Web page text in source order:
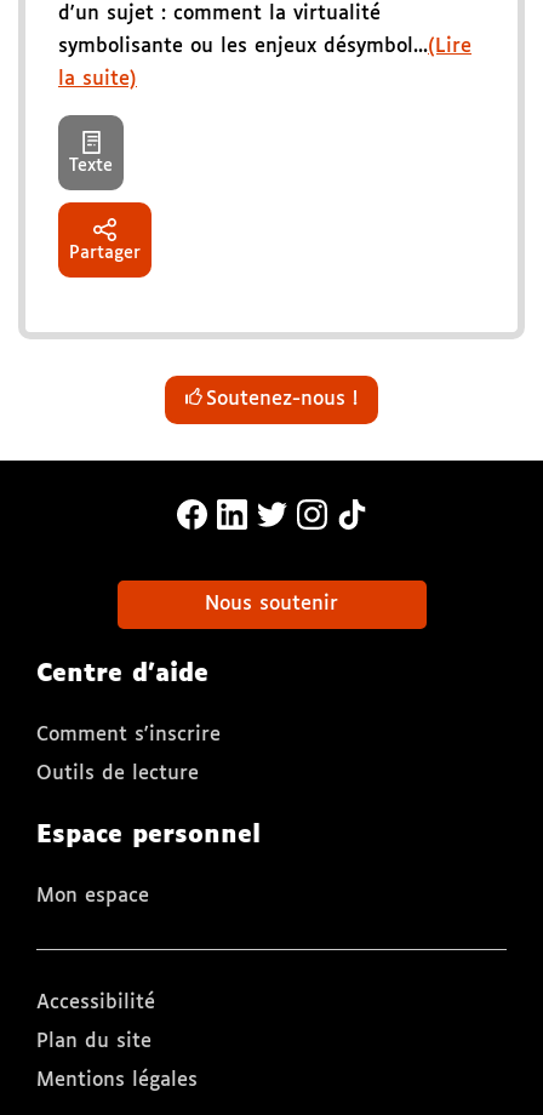
d'un sujet : comment la virtualité
symbolisante ou les enjeux désymbol...(Lire
la suite)
Texte
Partager
Soutenez-nous !
MonaLira Sur Facebook (nouvelle
MonaLira Sur Linkedin
MonaLira Sur Twitter
MonaLira Sur
Nous soutenir
Centre d'aide
Comment s'inscrire
Outils de lecture
Espace personnel
Mon espace
Accessibilité
Plan du site
Mentions légales